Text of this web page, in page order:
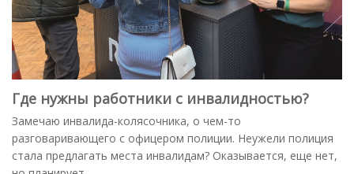
Где нужны работники с инвалидностью?
Замечаю инвалида-колясочника, о чем-то
разговаривающего с офицером полиции. Неужели полиция
стала предлагать места инвалидам? Оказывается, еще нет,